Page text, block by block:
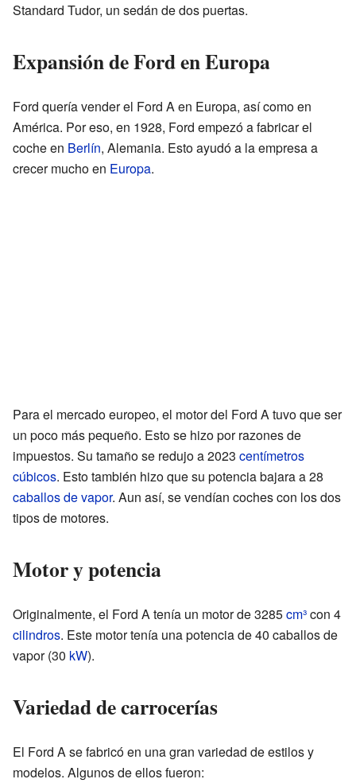
Standard Tudor, un sedán de dos puertas.
Expansión de Ford en Europa
Ford quería vender el Ford A en Europa, así como en
América. Por eso, en 1928, Ford empezó a fabricar el
coche en Berlín, Alemania. Esto ayudó a la empresa a
crecer mucho en Europa.
Para el mercado europeo, el motor del Ford A tuvo que ser
un poco más pequeño. Esto se hizo por razones de
impuestos. Su tamaño se redujo a 2023 centímetros
cúbicos. Esto también hizo que su potencia bajara a 28
caballos de vapor. Aun así, se vendían coches con los dos
tipos de motores.
Motor y potencia
Originalmente, el Ford A tenía un motor de 3285cm³con 4
cilindros. Este motor tenía una potencia de 40 caballos de
vapor (30 kW).
Variedad de carrocerías
El Ford A se fabricó en una gran variedad de estilos y
modelos. Algunos de ellos fueron: